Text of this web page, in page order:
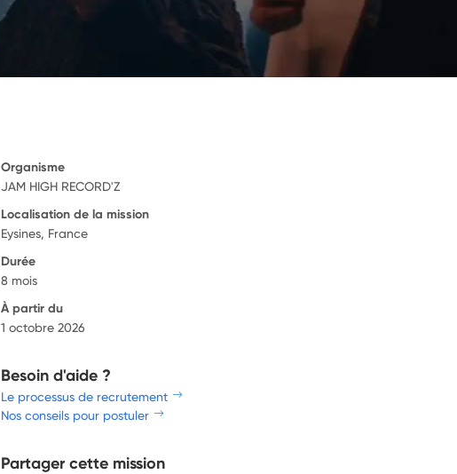
Organisme
JAM HIGH RECORD'Z
Localisation de la mission
Eysines, France
Durée
8 mois
À partir du
1 octobre 2026
Besoin d'aide ?
Le processus de recrutement
Nos conseils pour postuler
Partager cette mission